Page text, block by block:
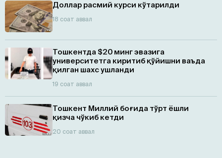
Доллар расмий курси кўтарилди
18 соат аввал
Тошкентда $20 минг эвазига
университетга киритиб қўйишни ваъда
қилган шахс ушланди
19 соат аввал
Тошкент Миллий боғида тўрт ёшли
қизча чўкиб кетди
20 соат аввал